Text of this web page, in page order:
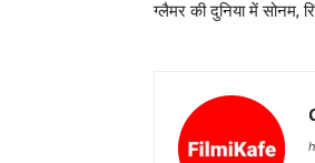
ग्लैमर की दुनिया में सोनम,